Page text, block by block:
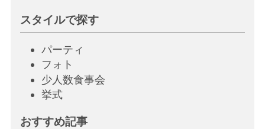
スタイルで探す
パーティ
フォト
少人数食事会
挙式
おすすめ記事